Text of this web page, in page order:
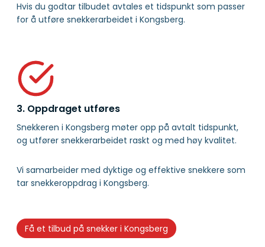
Hvis du godtar tilbudet avtales et tidspunkt som passer
for å utføre snekkerarbeidet i Kongsberg.
3. Oppdraget utføres
Snekkeren i Kongsberg møter opp på avtalt tidspunkt,
og utfører snekkerarbeidet raskt og med høy kvalitet.
Vi samarbeider med dyktige og effektive snekkere som
tar snekkeroppdrag i Kongsberg.
Få et tilbud på snekker i Kongsberg